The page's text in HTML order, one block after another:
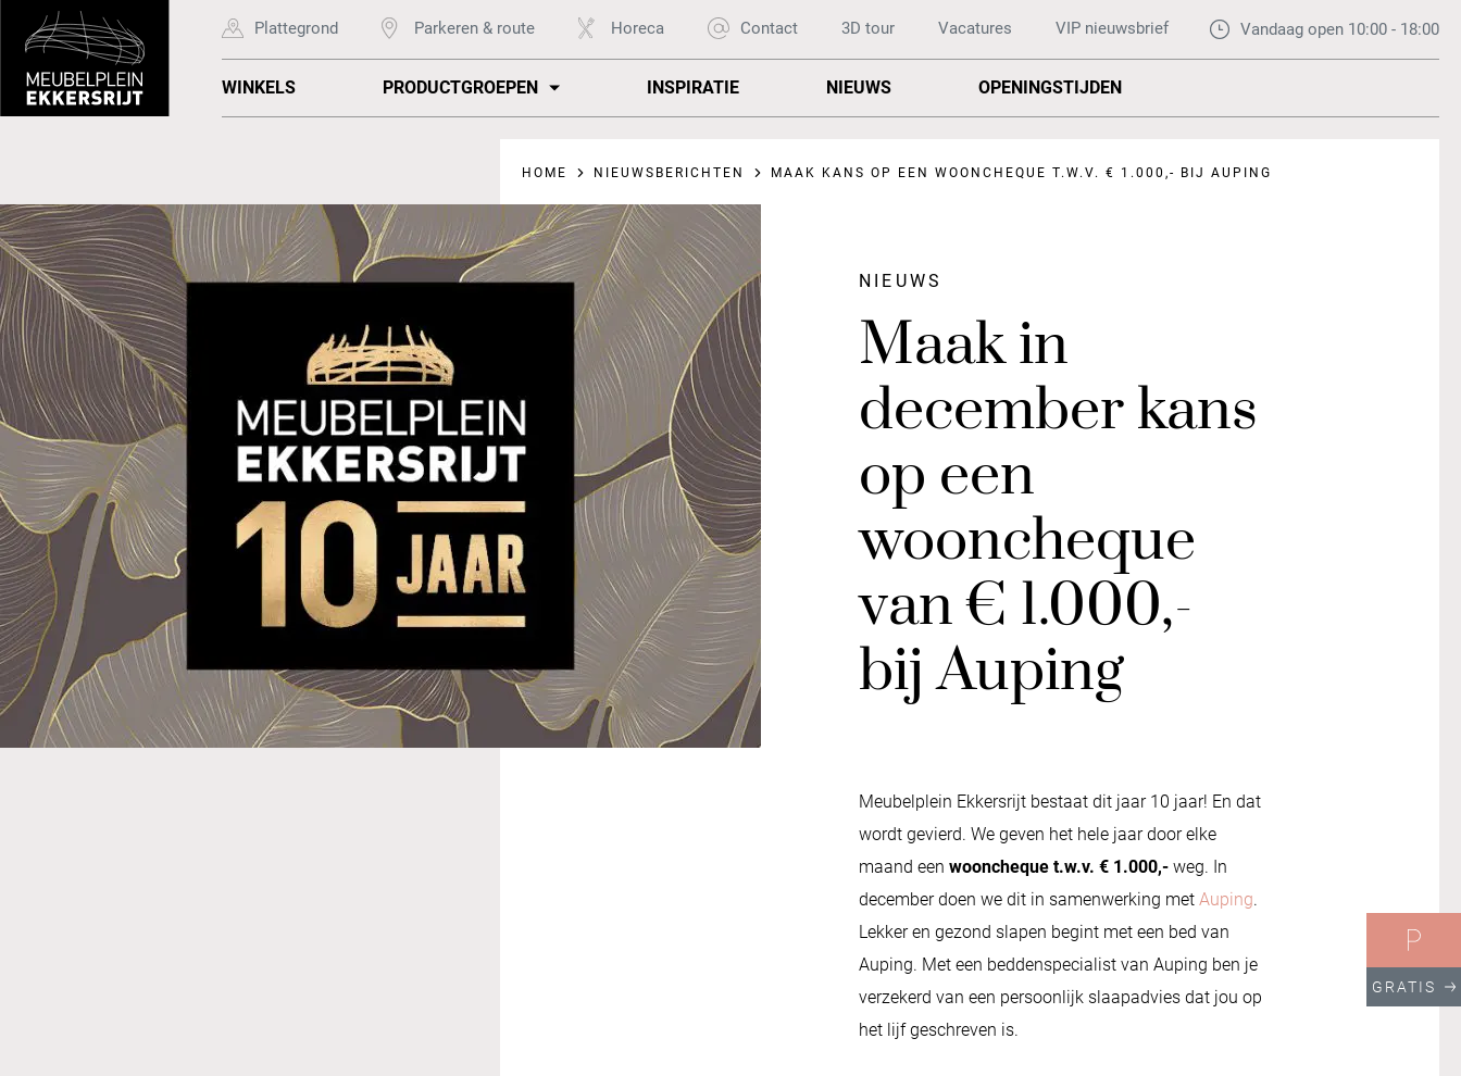
Plattegrond Parkeren & route Horeca Contact 3D tour Vacatures VIP nieuwsbrief Vandaag open 10:00 - 18:00
WINKELS PRODUCTGROEPEN INSPIRATIE NIEUWS OPENINGSTIJDEN
HOME NIEUWSBERICHTEN MAAK KANS OP EEN WOONCHEQUE T.W.V. € 1.000,- BIJ AUPING
NIEUWS
Maak in
december kans
op een
wooncheque
van € 1.000,-
bij Auping
Meubelplein Ekkersrijt bestaat dit jaar 10 jaar! En dat
wordt gevierd. We geven het hele jaar door elke
maand een wooncheque t.w.v. € 1.000,- weg. In
december doen we dit in samenwerking met Auping.
Lekker en gezond slapen begint met een bed van
Auping. Met een beddenspecialist van Auping ben je
verzekerd van een persoonlijk slaapadvies dat jou op
het lijf geschreven is.
GRATIS